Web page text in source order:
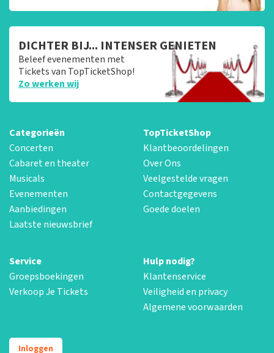
DICHTER BIJ... INTENSER GENIETEN
Beleef evenementen met
Tickets van TopTicketShop!
Zo werken wij
Categorieën
Concerten
Cabaret en theater
Musicals
Evenementen
Aanbiedingen
Laatste nieuwsbrief
TopTicketShop
Klantbeoordelingen
Over Ons
Veelgestelde vragen
Contactgegevens
Goede doelen
Service
Groepsboekingen
Verkoop Je Tickets
Hulp nodig?
Klantenservice
Veiligheid en privacy
Algemene voorwaarden
Inloggen